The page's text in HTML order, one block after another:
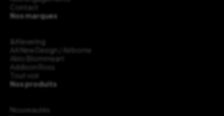
Contact
Nos marques
&Klevering
AA New Design / Airborne
Ablo Blommeart
Addison Ross
Tout voir
Nos produits
Nouveautés